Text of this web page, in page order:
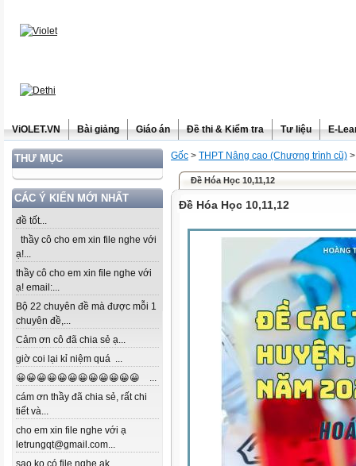
ViOLET.VN Bài giảng Giáo án Đề thi & Kiểm tra Tư liệu E-
THƯ MỤC
CÁC Ý KIẾN MỚI NHẤT
đề tốt...
thầy cô cho em xin file nghe với
ạ!...
thầy cô cho em xin file nghe với
ạ! email:...
Bộ 22 chuyên đề mà được mỗi 1
chuyên đề,...
Cảm ơn cô đã chia sẻ ạ...
giờ coi lại kỉ niệm quá ...
😀😀😀😀😀😀😀😀😀😀😀😀 ...
cám ơn thầy đã chia sẻ, rất chi
tiết và...
cho em xin file nghe với ạ
letrungqt@gmail.com...
sao ko có file nghe ak...
Gốc > THPT Nâng cao (Chương trình cũ)
Đề Hóa Học 10,11,12
Đề Hóa Học 10,11,12